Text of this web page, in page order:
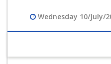
Wednesday 10/July/